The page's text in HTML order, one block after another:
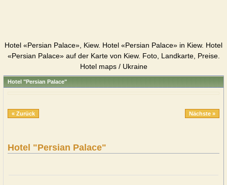
Hotel «Persian Palace», Kiew. Hotel «Persian Palace» in Kiew. Hotel
«Persian Palace» auf der Karte von Kiew. Foto, Landkarte, Preise.
Hotel maps / Ukraine
Hotel "Persian Palace"
« Zurück Nächste »
Hotel "Persian Palace"